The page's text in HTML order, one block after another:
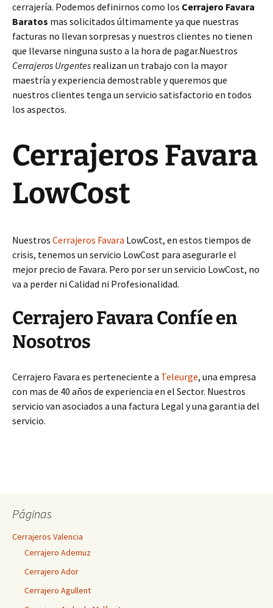
cerrajería. Podemos definirnos como los Cerrajero Favara
Baratos mas solicitados últimamente ya que nuestras
facturas no llevan sorpresas y nuestros clientes no tienen
que llevarse ninguna susto a la hora de pagar.Nuestros
Cerrajeros Urgentes realizan un trabajo con la mayor
maestría y experiencia demostrable y queremos que
nuestros clientes tenga un servicio satisfactorio en todos
los aspectos.
Cerrajeros Favara
LowCost
Nuestros Cerrajeros Favara LowCost, en estos tiempos de
crisis, tenemos un servicio LowCost para asegurarle el
mejor precio de Favara. Pero por ser un servicio LowCost, no
va a perder ni Calidad ni Profesionalidad.
Cerrajero Favara Confíe en
Nosotros
Cerrajero Favara es perteneciente a Teleurge, una empresa
con mas de 40 años de experiencia en el Sector. Nuestros
servicio van asociados a una factura Legal y una garantia del
servicio.
Páginas
Cerrajeros Valencia
Cerrajero Ademuz
Cerrajero Ador
Cerrajero Agullent